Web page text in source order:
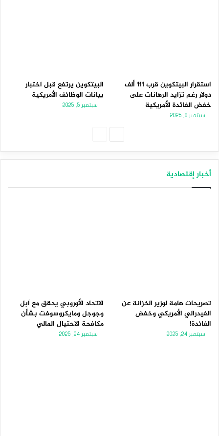
استقرار البيتكوين قرب 111 ألف
دولار رغم تزايد الرهانات على
خفض الفائدة الأمريكية
سبتمبر 8, 2025
البيتكوين يرتفع قبل اختبار
بيانات الوظائف الأمريكية
سبتمبر 5, 2025
أخبار إقتصادية
تصريحات هامة لوزير الخزانة عن
الفيدرالي الأمريكي وخفض
الفائدة!
سبتمبر 24, 2025
الاتحاد الأوروبي يحقق مع آبل
وجوجل ومايكروسوفت بشأن
مكافحة الاحتيال المالي
سبتمبر 24, 2025